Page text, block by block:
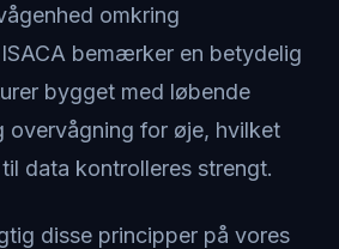
omkring
bemærker en betydelig
bygget med løbende
overvågning for øje, hvilket
data kontrolleres strengt.
disse principper på vores